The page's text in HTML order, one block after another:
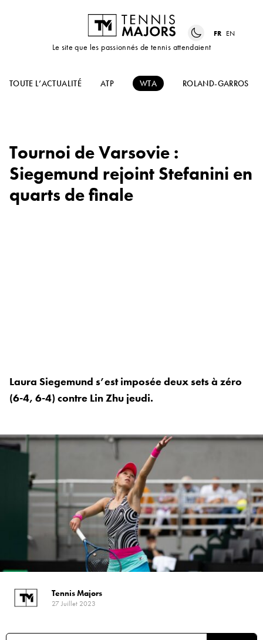
Le site que les passionnés de tennis attendaient
FR EN
TOUTE L’ACTUALITÉ ATP WTA ROLAND-GARROS
Tournoi de Varsovie :
Siegemund rejoint Stefanini en
quarts de finale
Laura Siegemund s’est imposée deux sets à zéro
(6-4, 6-4) contre Lin Zhu jeudi.
Tennis Majors
27 Juillet 2023